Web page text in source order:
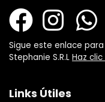
Sigue este enlace
Stephanie S.R.L Haz
Links Útiles